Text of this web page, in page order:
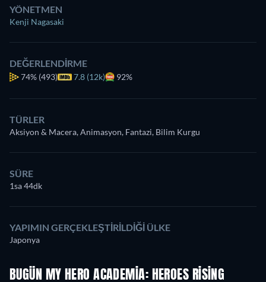
YÖNETMEN
Kenji Nagasaki
DEĞERLENDIRME
74% (493) 7.8 (12k) 92%
TÜRLER
Aksiyon & Macera, Animasyon, Fantazi, Bilim Kurgu
SÜRE
1sa 44dk
YAPIMIN GERÇEKLEŞTIRILDIĞI ÜLKE
Japonya
BUGÜN MY HERO ACADEMIA: HEROES RISING